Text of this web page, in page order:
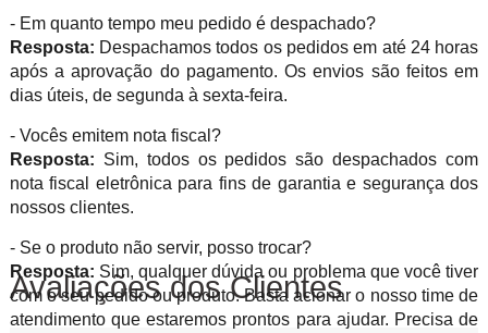
- Em quanto tempo meu pedido é despachado?
Resposta: Despachamos todos os pedidos em até 24 horas
após a aprovação do pagamento. Os envios são feitos em
dias úteis, de segunda à sexta-feira.
- Vocês emitem nota fiscal?
Resposta: Sim, todos os pedidos são despachados com
nota fiscal eletrônica para fins de garantia e segurança dos
nossos clientes.
- Se o produto não servir, posso trocar?
Resposta: Sim, qualquer dúvida ou problema que você tiver
com o seu pedido ou produto. Basta acionar o nosso time de
atendimento que estaremos prontos para ajudar. Precisa de
Avaliações dos Clientes